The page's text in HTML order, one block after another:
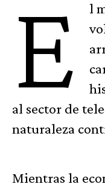
E
l
al sector de
naturaleza
Mientras la